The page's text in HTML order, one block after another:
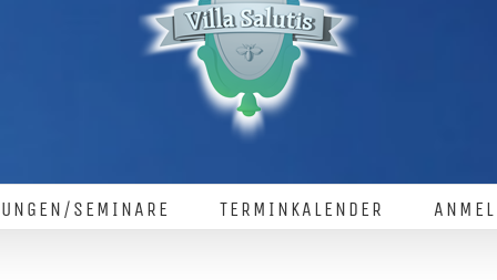
SEMINARE TERMINKALENDER